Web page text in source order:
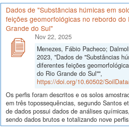
Dados de "Substâncias húmicas em
feições geomorfológicas no rebordo do
Grande do Sul"
Nov 22, 2025
Menezes, Fábio Pacheco;
2023, "Dados de "Substâncias
diferentes feições
do Rio Grande do Sul"",
https://doi.org/10.60502/
Os perfis foram descritos e os solos
em três topossequências, segundo Santos
de dados possui dados de análises
sendo dados brutos e totalizando nove